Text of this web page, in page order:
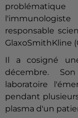
responsable
GlaxoSmithKline
Il a cosigné
décembre.
laboratoire
pendant
plasma d'un